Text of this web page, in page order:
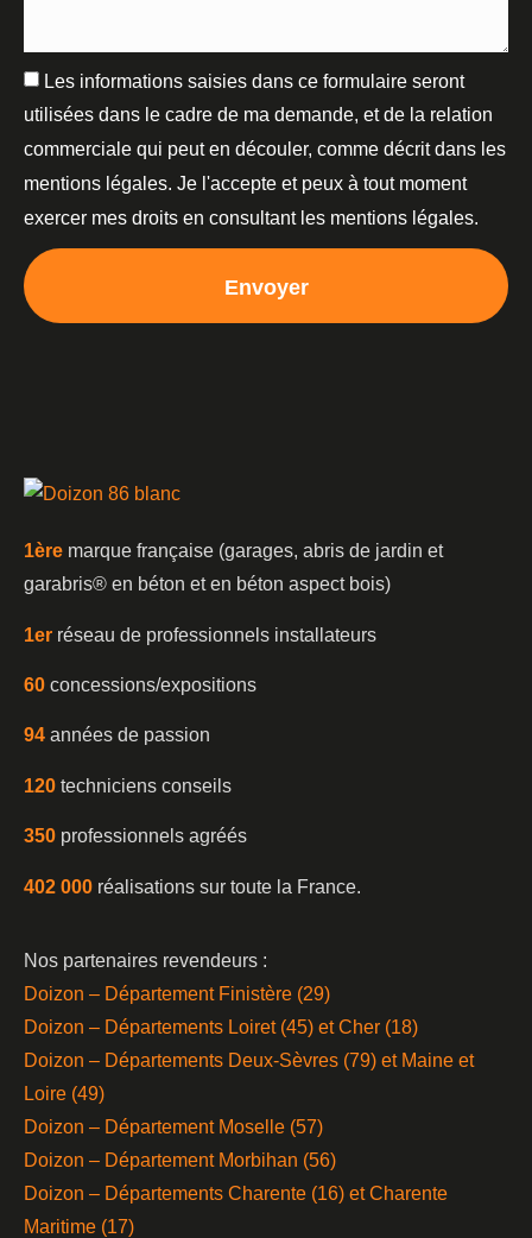
Les informations saisies dans ce formulaire seront
utilisées dans le cadre de ma demande, et de la relation
commerciale qui peut en découler, comme décrit dans les
mentions légales. Je l'accepte et peux à tout moment
exercer mes droits en consultant les mentions légales.
Envoyer
1ère marque française (garages, abris de jardin et
garabris®️ en béton et en béton aspect bois)
1er réseau de professionnels installateurs
60 concessions/expositions
94 années de passion
120 techniciens conseils
350 professionnels agréés
402 000 réalisations sur toute la France.
Nos partenaires revendeurs :
Doizon – Département Finistère (29)
Doizon – Départements Loiret (45) et Cher (18)
Doizon – Départements Deux-Sèvres (79) et Maine et
Loire (49)
Doizon – Département Moselle (57)
Doizon – Département Morbihan (56)
Doizon – Départements Charente (16) et Charente
Maritime (17)